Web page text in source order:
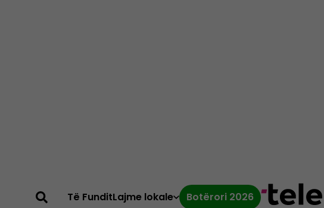
Të FunditLajme lokale Botërori 2026